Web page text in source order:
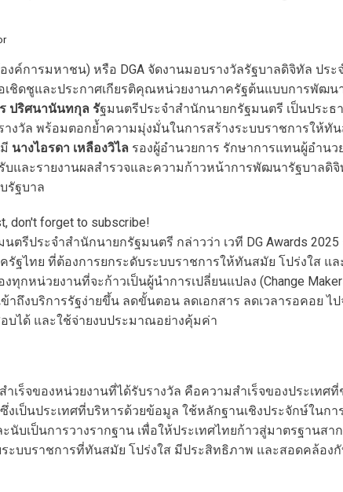
ค์การมหาชน) หรือ DGA จัดงานมอบรางวัลรัฐบาลดิจิทัล ประ
อเชิดชูและประกาศเกียรติคุณหน่วยงานภาครัฐต้นแบบการพัฒ
ปริศนานันทกุล รัฐมนตรีประจำสำนักนายกรัฐมนตรี เป็นประธ
งวัล พร้อมตอกย้ำความมุ่งมั่นในการสร้างระบบราชการให้ทั
นางไอรดา เหลืองวิไล รองผู้อำนวยการ รักษาการแทนผู้อำน
และรายงานผลสำรวจและความก้าวหน้าการพัฒนารัฐบาลดิจิ
รัฐบาล
don't forget to subscribe!
นตรีประจำสำนักนายกรัฐมนตรี กล่าวว่า เวที DG Awards
ฐไทย ที่ต้องการยกระดับระบบราชการให้ทันสมัย โปร่งใส แ
กหน่วยงานที่จะก้าวเป็นผู้นำการเปลี่ยนแปลง (Change
าถึงบริการรัฐง่ายขึ้น ลดขั้นตอน ลดเอกสาร ลดเวลารอคอย ไ
บได้ และใช้จ่ายงบประมาณอย่างคุ้มค่า
ำเร็จของหน่วยงานที่ได้รับรางวัล คือความสำเร็จของประเทศ
ซึ่งเป็นประเทศที่บริหารด้วยข้อมูล ใช้หลักฐานเชิงประจักษ์ในก
บเป็นการวางรากฐาน เพื่อให้ประเทศไทยก้าวสู่มาตรฐานสา
ระบบราชการที่ทันสมัย โปร่งใส มีประสิทธิภาพ และสอดคล้อง